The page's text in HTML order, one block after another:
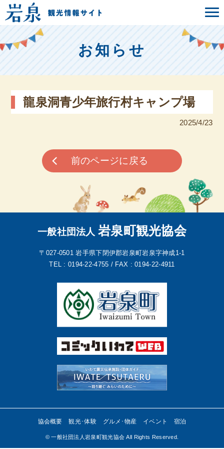
お知らせ
龍泉洞青少年旅行村キャンプ場
2025/4/23
前のページに戻る
一般社団法人 岩泉町観光協会
〒027-0501岩手県下閉伊郡岩泉町岩泉字神成1-1
TEL : 0194-22-4755 / FAX : 0194-22-4911
協会概要 観光･体験 グルメ･物産 イベント 宿泊
©︎ 一般社団法人岩泉町観光協会 All Rights Reserved.